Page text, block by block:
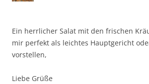
Ein herrlicher Salat mit den frischen
mir perfekt als leichtes Hauptgericht
vorstellen,
Liebe Grüße